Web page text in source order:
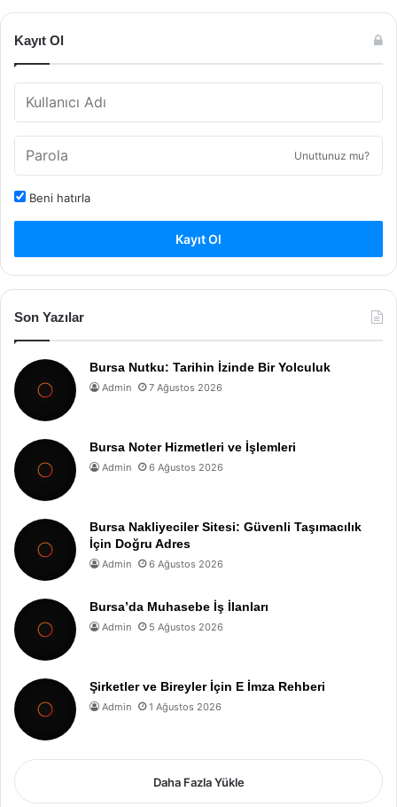
Kayıt Ol
Unuttunuz mu?
Beni hatırla
Kayıt Ol
Son Yazılar
Bursa Nutku: Tarihin İzinde Bir Yolculuk
Admin 7 Ağustos 2026
Bursa Noter Hizmetleri ve İşlemleri
Admin 6 Ağustos 2026
Bursa Nakliyeciler Sitesi: Güvenli Taşımacılık
İçin Doğru Adres
Admin 6 Ağustos 2026
Bursa’da Muhasebe İş İlanları
Admin 5 Ağustos 2026
Şirketler ve Bireyler İçin E İmza Rehberi
Admin 1 Ağustos 2026
Daha Fazla Yükle